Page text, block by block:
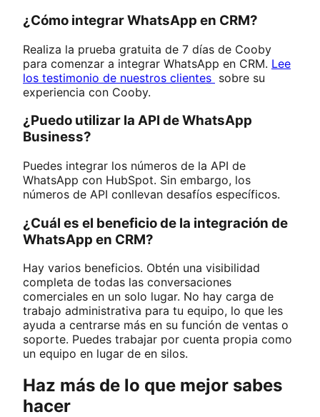
¿Cómo integrar WhatsApp en CRM?
Realiza la prueba gratuita de 7 días de Cooby
para comenzar a integrar WhatsApp en CRM. Lee
los testimonio de nuestros clientes sobre su
experiencia con Cooby.
¿Puedo utilizar la API de WhatsApp
Business?
Puedes integrar los números de la API de
WhatsApp con HubSpot. Sin embargo, los
números de API conllevan desafíos específicos.
¿Cuál es el beneficio de la integración de
WhatsApp en CRM?
Hay varios beneficios. Obtén una visibilidad
completa de todas las conversaciones
comerciales en un solo lugar. No hay carga de
trabajo administrativa para tu equipo, lo que les
ayuda a centrarse más en su función de ventas o
soporte. Puedes trabajar por cuenta propia como
un equipo en lugar de en silos.
Haz más de lo que mejor sabes
hacer